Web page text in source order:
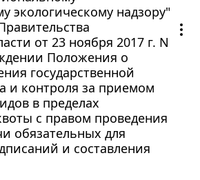
экологическому надзору"
от 23 ноября 2017 г. N
Положения о
государственной
и контроля за приемом
в пределах
с правом проведения
обязательных для
и составления